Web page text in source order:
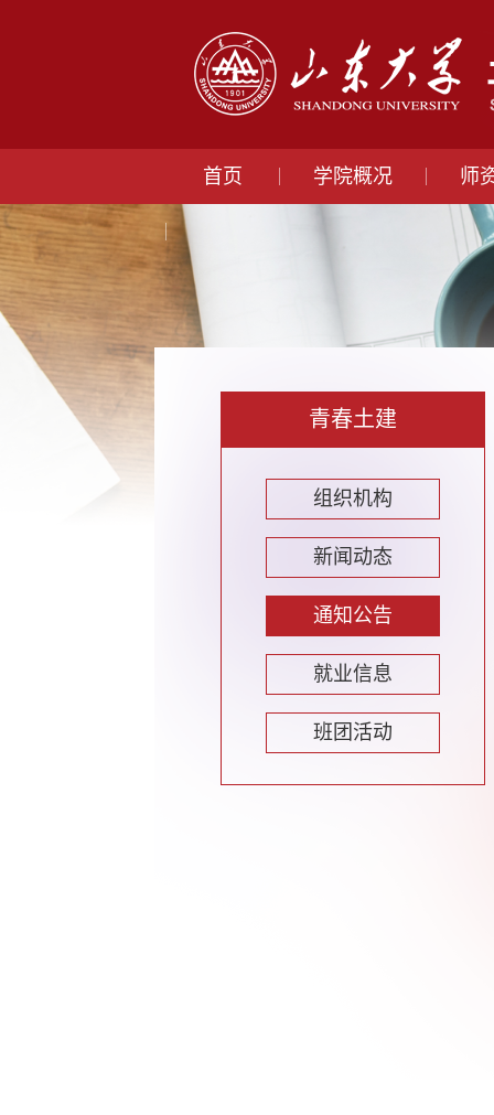
首页 学院概况 师
青春土建
组织机构
新闻动态
通知公告
就业信息
班团活动